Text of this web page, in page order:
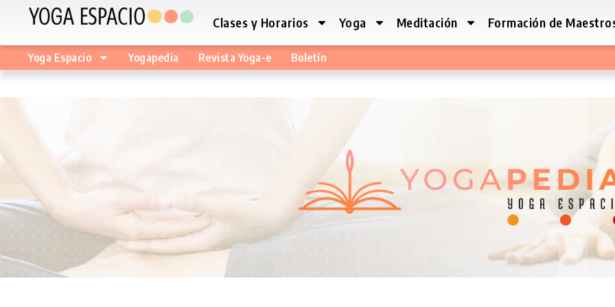
Clases y Horarios Yoga Meditación Formación de
Yoga Espacio Yogapedia Revista Yoga-e Boletín